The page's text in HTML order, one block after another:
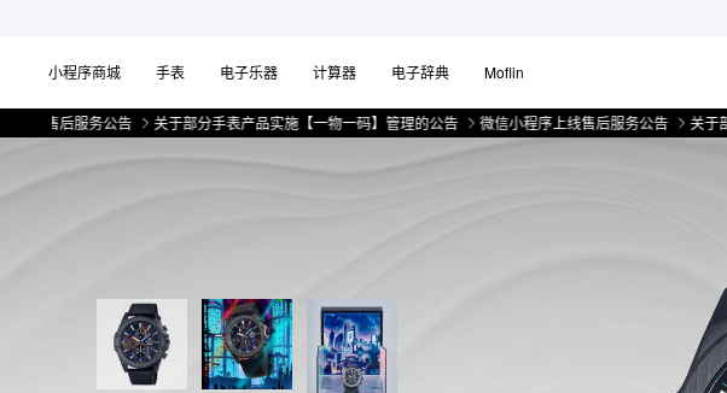
小程序商城 手表 电子乐器 计算器 电子辞典 Moflin
后服务公告 关于部分手表产品实施【一物一码】管理的公告 微信小程序上线售后服务公告 关于部分手